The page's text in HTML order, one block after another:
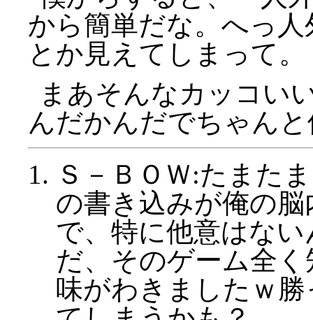
から簡単だな。へっ
とか見えてしまって。
まあそんなカッコい
んだかんだでちゃん
Ｓ－ＢＯＷ:たまた
の書き込みが俺の
で、特に他意はな
だ、そのゲーム全
味がわきましたｗ